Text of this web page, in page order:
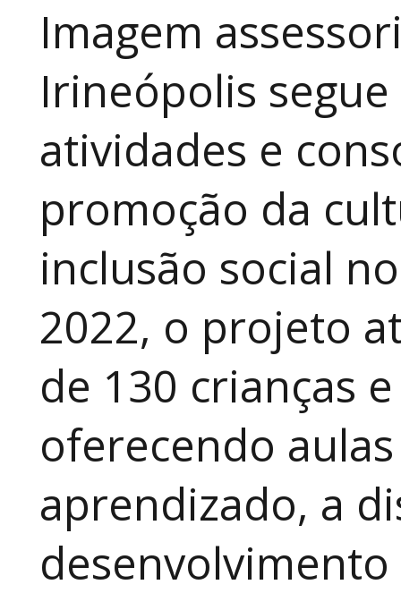
Imagem
Irineópolis
atividades e
promoção da
inclusão social
2022, o projeto
de 130 crianças
oferecendo
aprendizado, a